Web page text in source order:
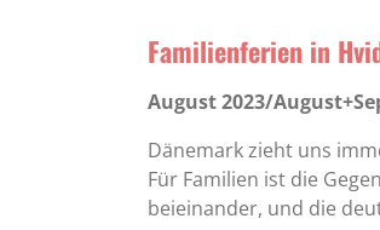
Familienferien in
August 2023/
Dänemark zieht uns
Für Familien ist die
beieinander, und die